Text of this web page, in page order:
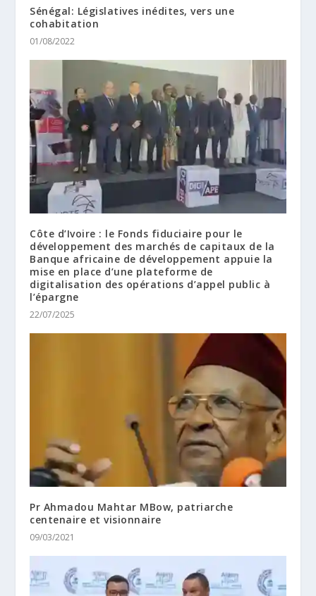
Sénégal: Législatives inédites, vers une
cohabitation
01/08/2022
Côte d’Ivoire : le Fonds fiduciaire pour le
développement des marchés de capitaux de la
Banque africaine de développement appuie la
mise en place d’une plateforme de
digitalisation des opérations d’appel public à
l’épargne
22/07/2025
Pr Ahmadou Mahtar MBow, patriarche
centenaire et visionnaire
09/03/2021